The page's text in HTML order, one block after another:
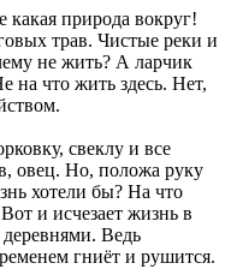
природа вокруг!
трав. Чистые реки и
не жить? А ларчик
на что жить здесь. Нет,
свеклу и все
овец. Но, положа руку
хотели бы? На что
и исчезает жизнь в
Ведь
гниёт и рушится.